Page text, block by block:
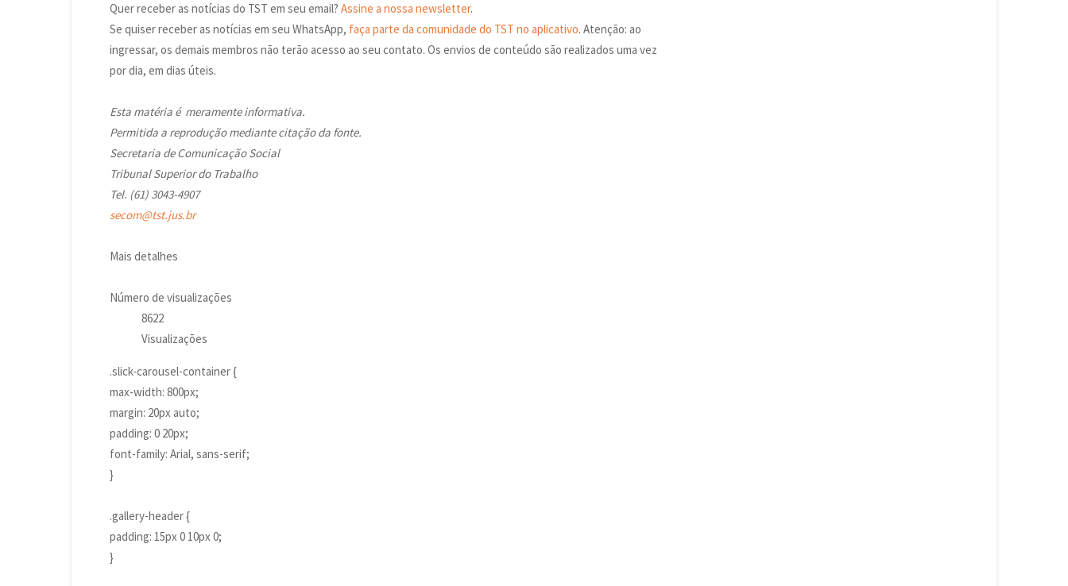
Quer receber as notícias do TST em seu email? Assine a nossa newsletter.
Se quiser receber as notícias em seu WhatsApp, faça parte da comunidade do TST no aplicativo. Atenção: ao
ingressar, os demais membros não terão acesso ao seu contato. Os envios de conteúdo são realizados uma vez
por dia, em dias úteis.
Esta matéria é meramente informativa.
Permitida a reprodução mediante citação da fonte.
Secretaria de Comunicação Social
Tribunal Superior do Trabalho
Tel. (61) 3043-4907
secom@tst.jus.br
Mais detalhes
Número de visualizações
8622
Visualizações
.slick-carousel-container {
max-width: 800px;
margin: 20px auto;
padding: 0 20px;
font-family: Arial, sans-serif;
}
.gallery-header {
padding: 15px 0 10px 0;
}